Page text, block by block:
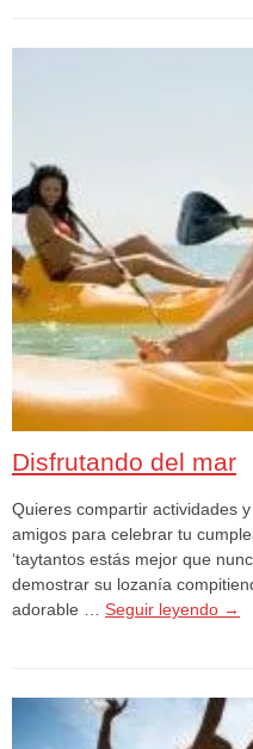
Disfrutando del mar
Quieres compartir actividades
amigos para celebrar tu
‘taytantos estás mejor que
demostrar su lozanía
adorable … Seguir leyendo →